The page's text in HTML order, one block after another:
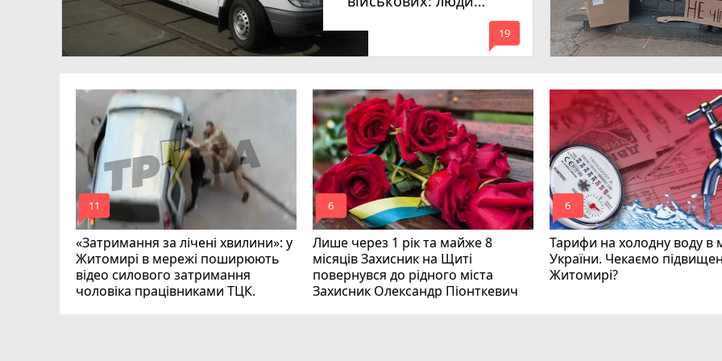
вимагають покарати
винних
mode_comment
19
«Затримання за лічені хвилини»: у
Житомирі в мережі поширюють
відео силового затримання
чоловіка працівниками ТЦК.
mode_comment
11
Лише через 1 рік та майже 8
місяців Захисник на Щиті
повернувся до рідного міста
Захисник Олександр Піонткевич
mode_comment
6
Тарифи на холодну воду в
України. Чекаємо
Житомирі?
mode_comment
6